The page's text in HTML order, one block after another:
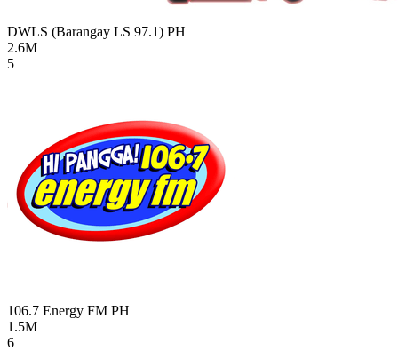
DWLS (Barangay LS 97.1) PH
2.6M
5
106.7 Energy FM PH
1.5M
6